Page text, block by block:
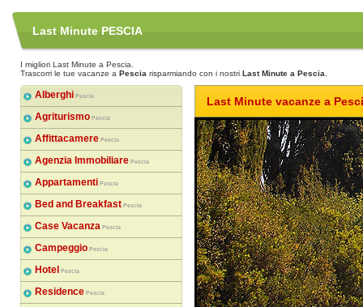
Last Minute PESCIA
I migliori Last Minute a Pescia.
Trascorri le tue vacanze a Pescia risparmiando con i nostri Last Minute a Pescia
Alberghi Pescia
Agriturismo Pescia
Affittacamere Pescia
Agenzia Immobiliare Pescia
Appartamenti Pescia
Bed and Breakfast Pescia
Case Vacanza Pescia
Campeggio Pescia
Hotel Pescia
Residence Pescia
Last Minute vacanze a